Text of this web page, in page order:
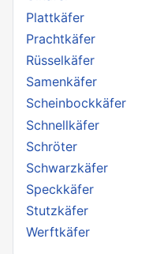
Plattkäfer
Prachtkäfer
Rüsselkäfer
Samenkäfer
Scheinbockkäfer
Schnellkäfer
Schröter
Schwarzkäfer
Speckkäfer
Stutzkäfer
Werftkäfer